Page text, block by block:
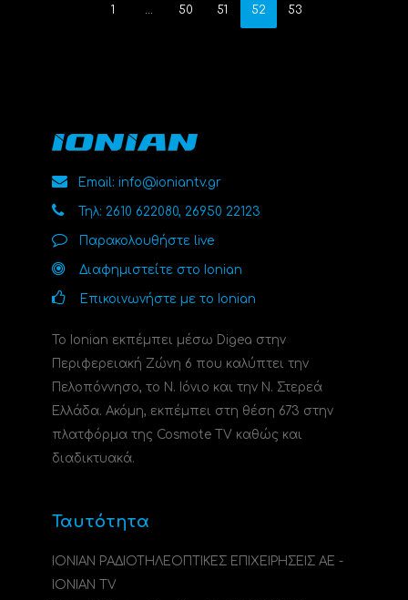
1 50 51 52 53
Email: info@ioniantv.gr
Τηλ: 2610 622080, 26950 22123
Παρακολουθήστε live
Διαφημιστείτε στο Ionian
Επικοινωνήστε με το Ionian
Το Ionian εκπέμπει μέσω Digea στην
Περιφερειακή Ζώνη 6 που καλύπτει την
Πελοπόννησο, το N. Ιόνιο και την Ν. Στερεά
Ελλάδα. Ακόμη, εκπέμπει στη θέση 673 στην
πλατφόρμα της Cosmote TV καθώς και
διαδικτυακά.
Ταυτότητα
ΙΟΝΙΑΝ ΡΑΔΙΟΤΗΛΕΟΠΤΙΚΕΣ ΕΠΙΧΕΙΡΗΣΕΙΣ ΑΕ -
IONIAN TV